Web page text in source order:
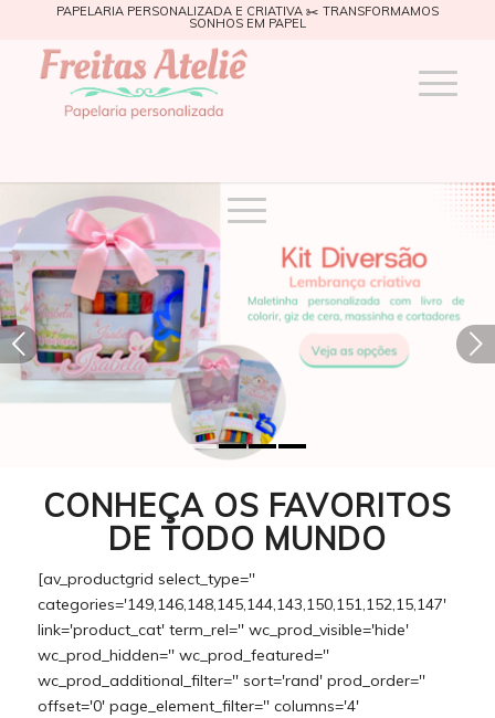
PAPELARIA PERSONALIZADA E CRIATIVA ✂️ TRANSFORMAMOS
SONHOS EM PAPEL
Próximo
CONHEÇA OS FAVORITOS
DE TODO MUNDO
[av_productgrid select_type=''
categories='149,146,148,145,144,143,150,151,152,15,147'
link='product_cat' term_rel='' wc_prod_visible='hide'
wc_prod_hidden='' wc_prod_featured=''
wc_prod_additional_filter='' sort='rand' prod_order=''
offset='0' page_element_filter='' columns='4'